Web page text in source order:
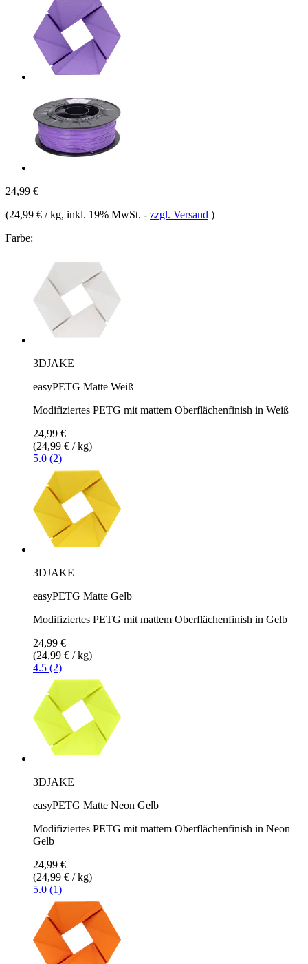
24,99 €
(24,99 € / kg, inkl. 19% MwSt. - zzgl. Versand )
Farbe:
3DJAKE
easyPETG Matte Weiß
Modifiziertes PETG mit mattem Oberflächenfinish in Weiß
24,99 €
(24,99 € / kg)
5.0 (2)
3DJAKE
easyPETG Matte Gelb
Modifiziertes PETG mit mattem Oberflächenfinish in Gelb
24,99 €
(24,99 € / kg)
4.5 (2)
3DJAKE
easyPETG Matte Neon Gelb
Modifiziertes PETG mit mattem Oberflächenfinish in Neon
Gelb
24,99 €
(24,99 € / kg)
5.0 (1)